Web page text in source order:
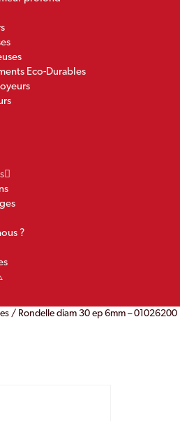
Eco-Durables
?
/ Rondelle diam 30 ep 6mm – 01026200